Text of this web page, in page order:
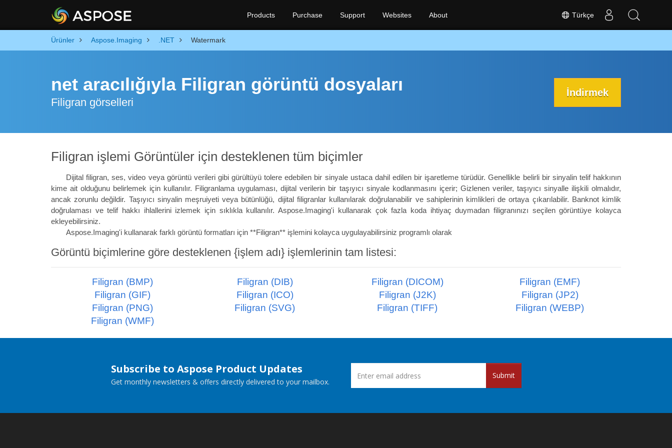
Türkçe
Products Purchase Support Websites About
Ürünler Aspose.Imaging .NET Watermark
net aracılığıyla Filigran görüntü dosyaları
Filigran görselleri
İndirmek
Filigran işlemi Görüntüler için desteklenen tüm biçimler
Dijital filigran, ses, video veya görüntü verileri gibi gürültüyü tolere edebilen bir sinyale ustaca dahil edilen bir işaretleme türüdür. Genellikle belirli bir sinyalin telif hakkının
kime ait olduğunu belirlemek için kullanılır. Filigranlama uygulaması, dijital verilerin bir taşıyıcı sinyale kodlanmasını içerir; Gizlenen veriler, taşıyıcı sinyalle ilişkili olmalıdır,
ancak zorunlu değildir. Taşıyıcı sinyalin meşruiyeti veya bütünlüğü, dijital filigranlar kullanılarak doğrulanabilir ve sahiplerinin kimlikleri de ortaya çıkarılabilir. Banknot kimlik
doğrulaması ve telif hakkı ihlallerini izlemek için sıklıkla kullanılır. Aspose.Imaging'i kullanarak çok fazla koda ihtiyaç duymadan filigranınızı seçilen görüntüye kolayca
ekleyebilirsiniz.
Aspose.Imaging'i kullanarak farklı görüntü formatları için **Filigran** işlemini kolayca uygulayabilirsiniz programlı olarak
Görüntü biçimlerine göre desteklenen {işlem adı} işlemlerinin tam listesi:
Filigran (BMP) Filigran (DIB) Filigran (DICOM)
Filigran (EMF)
Filigran (GIF)
Filigran (ICO) Filigran (J2K)
Filigran (JP2)
Filigran (PNG)
Filigran (SVG) Filigran (TIFF)
Filigran (WEBP)
Filigran (WMF)
Subscribe to Aspose Product Updates
Get monthly newsletters & offers directly delivered to your mailbox.
Submit